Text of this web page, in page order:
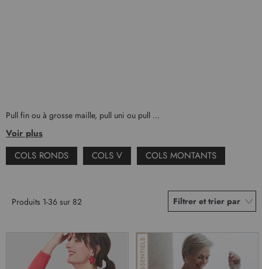
Pull fin ou à grosse maille, pull uni ou pull ...
Voir plus
COLS RONDS
COLS V COLS MONTANTS
Produits 1-36 sur 82 Filtrer et trier par